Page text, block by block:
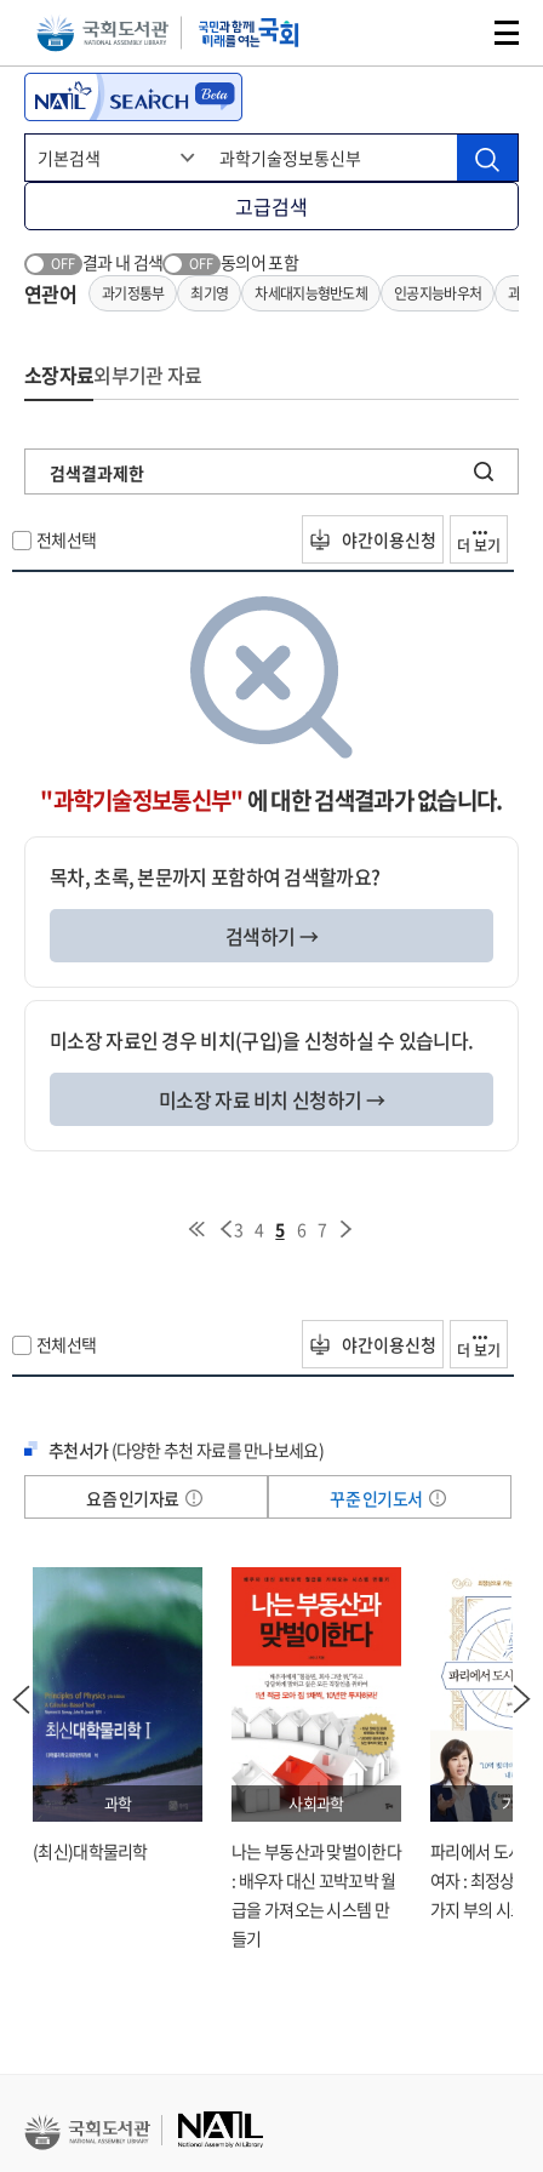
본문 바로가기주메뉴 바로가기
고급검색
OFF 결과 내 검색 OFF 동의어 포함
연관어 과기정통부 최기영 차세대지능형반도체 인공지능바우처 과기
소장자료외부기관 자료
검색결과제한
전체선택 야간이용신청 더 보기
"과학기술정보통신부"에 대한 검색결과가 없습니다.
목차, 초록, 본문까지 포함하여 검색할까요?
검색하기 →
미소장 자료인 경우 비치(구입)을 신청하실 수 있습니다.
미소장 자료 비치 신청하기 →
3 4 5 6 7
전체선택 야간이용신청 더 보기
추천서가(다양한 추천 자료를 만나보세요)
요즘 인기자료
꾸준 인기도서
과학
(최신)대학물리학
사회과학
나는 부동산과 맞벌이한다
: 배우자 대신 꼬박꼬박 월
급을 가져오는 시스템 만
들기
기술
파리에서 도시락
여자 : 최정상으
가지 부의 시크릿